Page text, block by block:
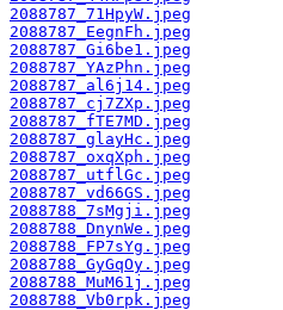
2088787_71HpyW.jpeg
2088787_EegnFh.jpeg
2088787_Gi6be1.jpeg
2088787_YAzPhn.jpeg
2088787_al6j14.jpeg
2088787_cj7ZXp.jpeg
2088787_fTE7MD.jpeg
2088787_glayHc.jpeg
2088787_oxqXph.jpeg
2088787_utflGc.jpeg
2088787_vd66GS.jpeg
2088788_7sMgji.jpeg
2088788_DnynWe.jpeg
2088788_FP7sYg.jpeg
2088788_GyGqOy.jpeg
2088788_MuM61j.jpeg
2088788_Vb0rpk.jpeg